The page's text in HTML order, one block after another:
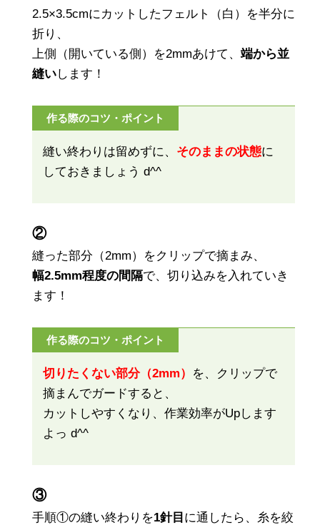
2.5×3.5cmにカットしたフェルト（白）を半分に
折り、
上側（開いている側）を2mmあけて、 端から並
縫いします！
作る際のコツ・ポイント
縫い終わりは留めずに、 そのままの状態に
しておきましょう d^^
②
縫った部分（2mm）をクリップで摘まみ、
幅2.5mm程度の間隔で、切り込みを入れていき
ます！
作る際のコツ・ポイント
切りたくない部分（2mm）
を、クリップで
摘まんでガードすると、
カットしやすくなり、作業効率がUpします
よっ d^^
③
手順①の縫い終わりを1針目 に通したら、糸を絞